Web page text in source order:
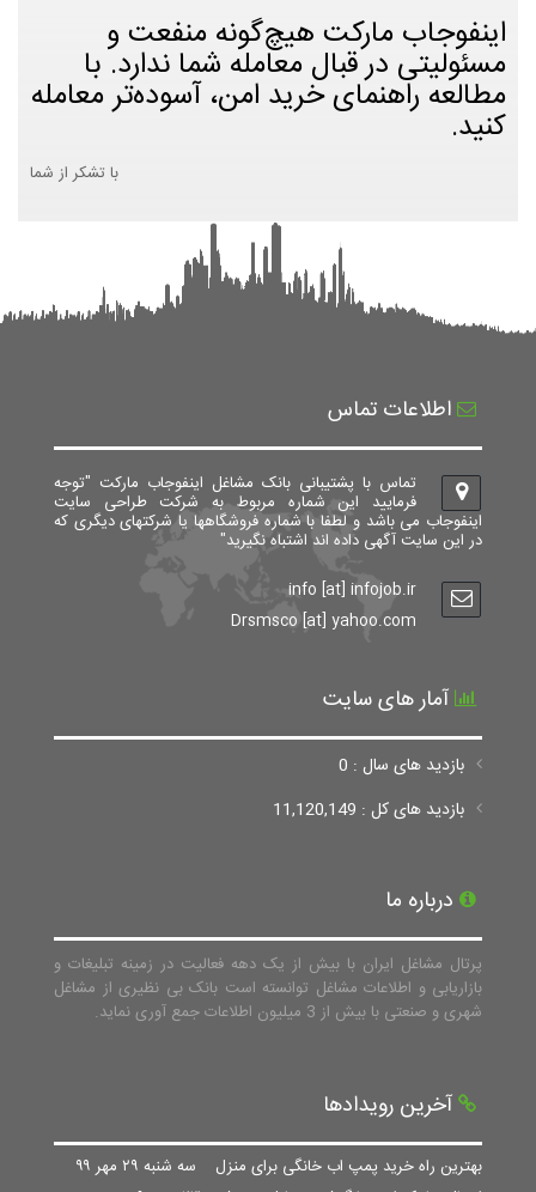
اینفوجاب مارکت هیچ‌گونه منفعت و
مسئولیتی در قبال معامله شما ندارد. با
مطالعه راهنمای خرید امن، آسوده‌تر معامله
کنید.
با تشکر از شما
اطلاعات تماس
تماس با پشتیبانی بانک مشاغل اینفوجاب مارکت "توجه
فرمایید این شماره مربوط به شرکت طراحی سایت
اینفوجاب می باشد و لطفا با شماره فروشگاهها یا شرکتهای دیگری که
در این سایت آگهی داده اند اشتباه نگیرید"
info [at] infojob.ir
Drsmsco [at] yahoo.com
آمار های سایت
بازدید های سال : 0
بازدید های کل : 11,120,149
درباره ما
پرتال مشاغل ایران با بیش از یک دهه فعالیت در زمینه تبلیغات و
بازاریابی و اطلاعات مشاغل توانسته است بانک بی نظیری از مشاغل
شهری و صنعتی با بیش از 3 میلیون اطلاعات جمع آوری نماید.
آخرین رویدادها
بهترین راه خرید پمپ اب خانگی برای منزل سه شنبه ۲۹ مهر ۹۹